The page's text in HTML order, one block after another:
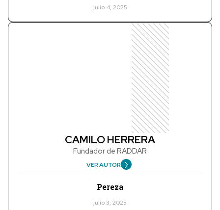
julio 4, 2025
CAMILO HERRERA
Fundador de RADDAR
VER AUTOR
Pereza
julio 3, 2025